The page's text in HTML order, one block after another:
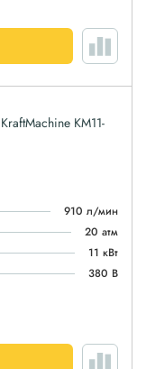
KM11-
910 л/мин
20 атм
11 кВт
380 В